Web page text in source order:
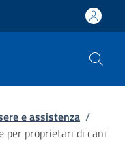
e assistenza /
per proprietari di cani